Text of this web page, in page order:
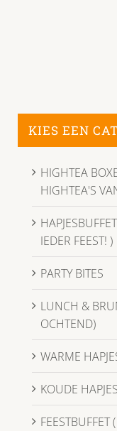
KIES EEN
HIGHTEA
HIGHTEA'S
IEDER FEEST! )
PARTY BITES
LUNCH &
OCHTEND)
WARME
KOUDE HAPJES
FEESTBUFFET